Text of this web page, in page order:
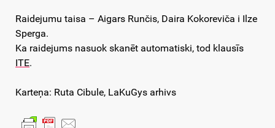
Raidejumu taisa – Aigars Runčis, Daira Kokoreviča i Ilze
Sperga.
Ka raidejums nasuok skanēt automatiski, tod klausīs
ITE.
Karteņa: Ruta Cibule, LaKuGys arhivs